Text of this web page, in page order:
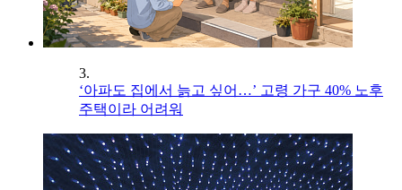
3.
‘아파도 집에서 늙고 싶어…’ 고령 가구 40% 노후
주택이라 어려워